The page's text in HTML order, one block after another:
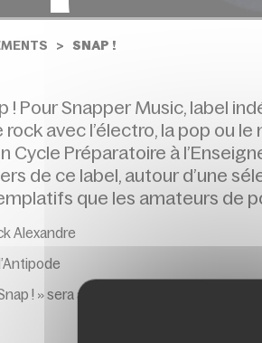
SNAP !
! Pour Snapper Music, label
avec l’électro, la pop ou le
Cycle Préparatoire à
de ce label, autour d’une
que les amateurs de
Alexandre
! » sera aussi présenté au Labo de